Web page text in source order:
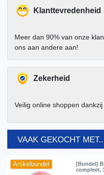
Klanttevredenheid
Meer dan 90% van onze
ons aan andere aan!
Zekerheid
Veilig online shoppen
VAAK GEKOCHT
Artikelbundel
[Bundel]
compleet,